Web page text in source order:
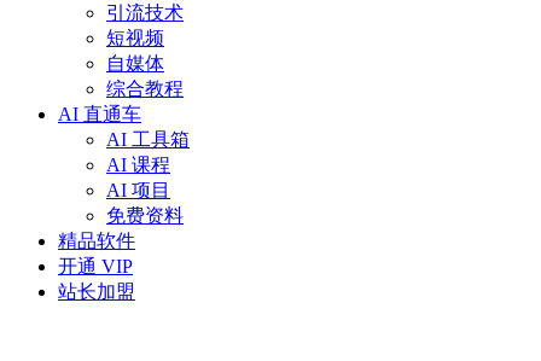
引流技术
短视频
自媒体
综合教程
AI 直通车
AI 工具箱
AI 课程
AI 项目
免费资料
精品软件
开通 VIP
站长加盟